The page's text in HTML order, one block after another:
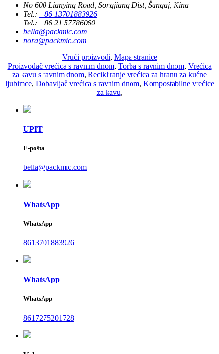
No 600 Lianying Road, Songjiang Dist, Šangaj, Kina
Tel.: +86 13701883926
Tel.: +86 21 57786060
bella@packmic.com
nora@packmic.com
Vrući proizvodi, Mapa stranice
Proizvođač vrećica s ravnim dnom, Torba s ravnim dnom, Vrećica
za kavu s ravnim dnom, Recikliranje vrećica za hranu za kućne
ljubimce, Dobavljač vrećica s ravnim dnom, Kompostabilne vrećice
za kavu,
UPIT
E-pošta
bella@packmic.com
WhatsApp
WhatsApp
8613701883926
WhatsApp
WhatsApp
8617275201728